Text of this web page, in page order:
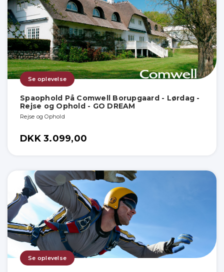
Se oplevelse
Spaophold På Comwell Borupgaard - Lørdag -
Rejse og Ophold - GO DREAM
Rejse og Ophold
DKK 3.099,00
Se oplevelse